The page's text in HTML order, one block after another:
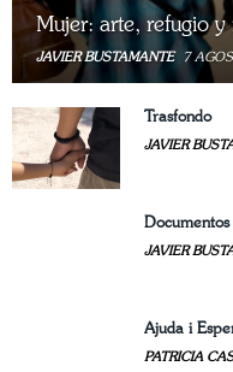
Mujer: arte, refugio y
JAVIER BUSTAMANTE 7
Trasfondo
JAVIER
Documentos
JAVIER
Ajuda i
PATRICIA